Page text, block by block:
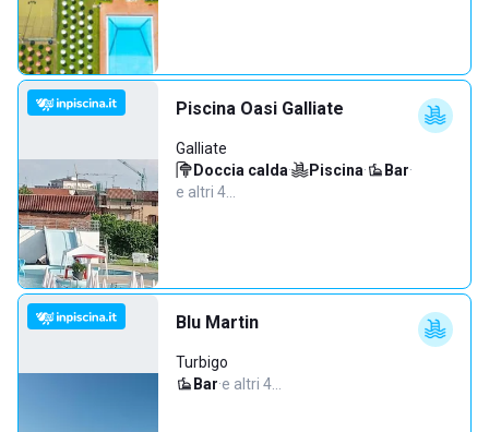
Piscina Oasi Galliate
Galliate
Doccia calda· Piscina· Bar·
e altri 4…
Blu Martin
Turbigo
Bar·e altri 4…